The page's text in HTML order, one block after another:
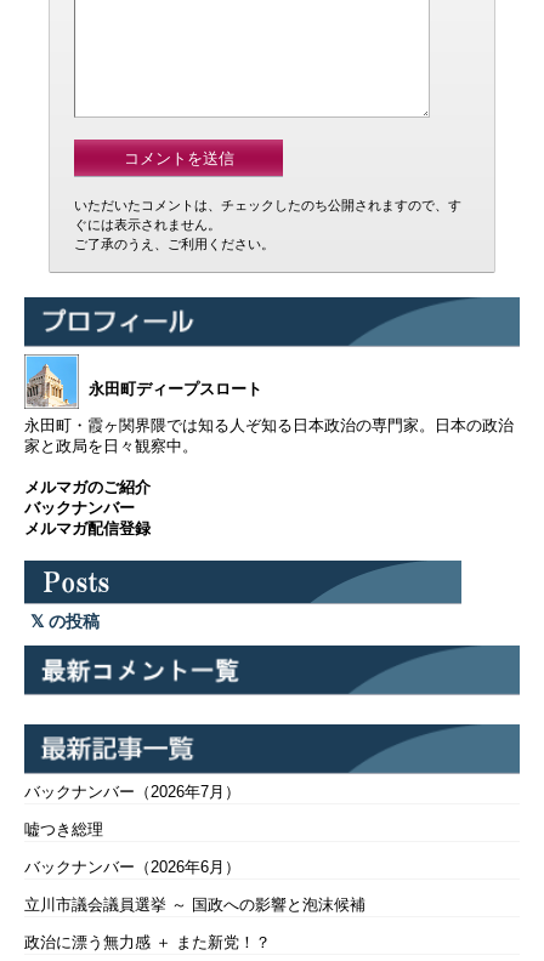
いただいたコメントは、チェックしたのち公開されますので、す
ぐには表示されません。
ご了承のうえ、ご利用ください。
永田町ディープスロート
永田町・霞ヶ関界隈では知る人ぞ知る日本政治の専門家。日本の政治
家と政局を日々観察中。
メルマガのご紹介
バックナンバー
メルマガ配信登録
の投稿
バックナンバー（2026年7月）
嘘つき総理
バックナンバー（2026年6月）
立川市議会議員選挙 ～ 国政への影響と泡沫候補
政治に漂う無力感 ＋ また新党！？